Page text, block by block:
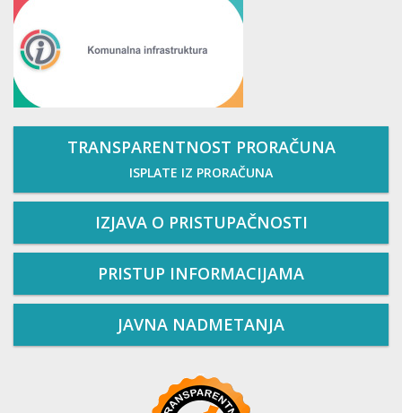
TRANSPARENTNOST PRORAČUNA
ISPLATE IZ PRORAČUNA
IZJAVA O PRISTUPAČNOSTI
PRISTUP INFORMACIJAMA
JAVNA NADMETANJA